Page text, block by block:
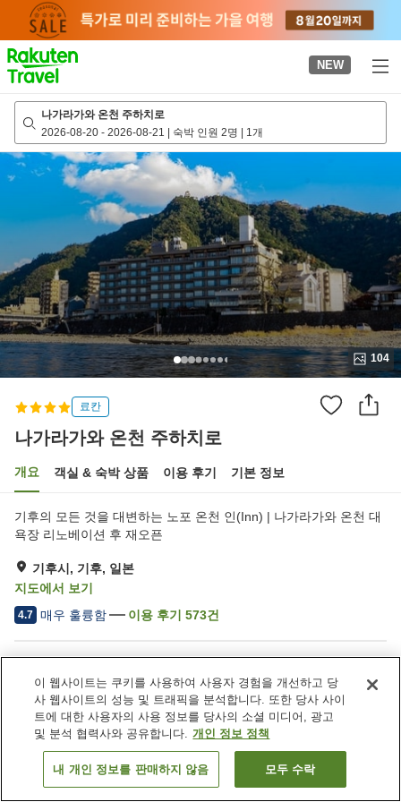
page
NEW
나가라가와 온천 주하치로
2026-08-20 - 2026-08-21 | 숙박 인원 2명 | 1개
104
료칸
나가라가와 온천 주하치로
개요 객실 & 숙박 상품 이용 후기 기본 정보
기후의 모든 것을 대변하는 노포 온천 인(Inn) | 나가라가와 온천 대
욕장 리노베이션 후 재오픈
기후시, 기후, 일본
지도에서 보기
4.7 매우 훌륭함 이용 후기 573건
주차장
프라이빗 다이닝
라운지
야식 코너
객실 보기
이 웹사이트는 쿠키를 사용하여 사용자 경험을 개선하고 당
사 웹사이트의 성능 및 트래픽을 분석합니다. 또한 당사 사이
트에 대한 사용자의 사용 정보를 당사의 소셜 미디어, 광고
및 분석 협력사와 공유합니다. 개인 정보 정책
내 개인 정보를 판매하지 않음 모두 수락